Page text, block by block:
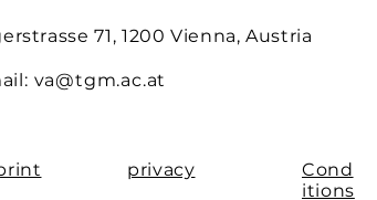
71, 1200 Vienna, Austria
va@tgm.ac.at
privacy
Cond
itions